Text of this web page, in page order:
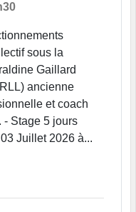
sous la
Gaillard
ancienne
et coach
- Stage 5 jours
Juillet 2026 à...